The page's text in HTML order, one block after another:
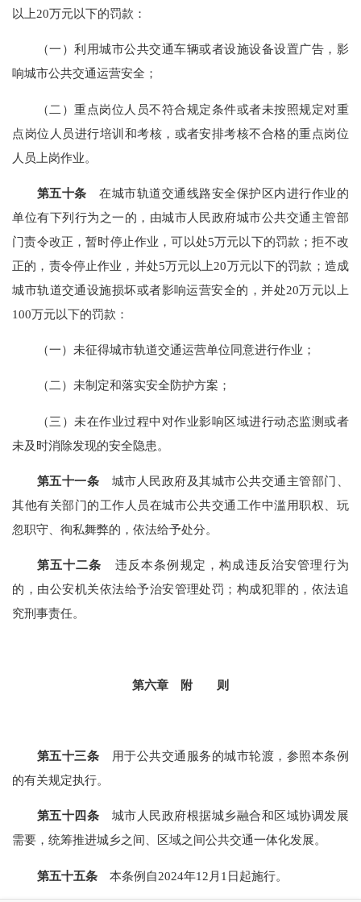
以上20万元以下的罚款：
（一）利用城市公共交通车辆或者设施设备设置广告，影
响城市公共交通运营安全；
（二）重点岗位人员不符合规定条件或者未按照规定对重
点岗位人员进行培训和考核，或者安排考核不合格的重点岗位
人员上岗作业。
第五十条 在城市轨道交通线路安全保护区内进行作业的
单位有下列行为之一的，由城市人民政府城市公共交通主管部
门责令改正，暂时停止作业，可以处5万元以下的罚款；拒不改
正的，责令停止作业，并处5万元以上20万元以下的罚款；造成
城市轨道交通设施损坏或者影响运营安全的，并处20万元以上
100万元以下的罚款：
（一）未征得城市轨道交通运营单位同意进行作业；
（二）未制定和落实安全防护方案；
（三）未在作业过程中对作业影响区域进行动态监测或者
未及时消除发现的安全隐患。
第五十一条 城市人民政府及其城市公共交通主管部门、
其他有关部门的工作人员在城市公共交通工作中滥用职权、玩
忽职守、徇私舞弊的，依法给予处分。
第五十二条 违反本条例规定，构成违反治安管理行为
的，由公安机关依法给予治安管理处罚；构成犯罪的，依法追
究刑事责任。
第六章 附 则
第五十三条 用于公共交通服务的城市轮渡，参照本条例
的有关规定执行。
第五十四条 城市人民政府根据城乡融合和区域协调发展
需要，统筹推进城乡之间、区域之间公共交通一体化发展。
第五十五条本条例自2024年12月1日起施行。